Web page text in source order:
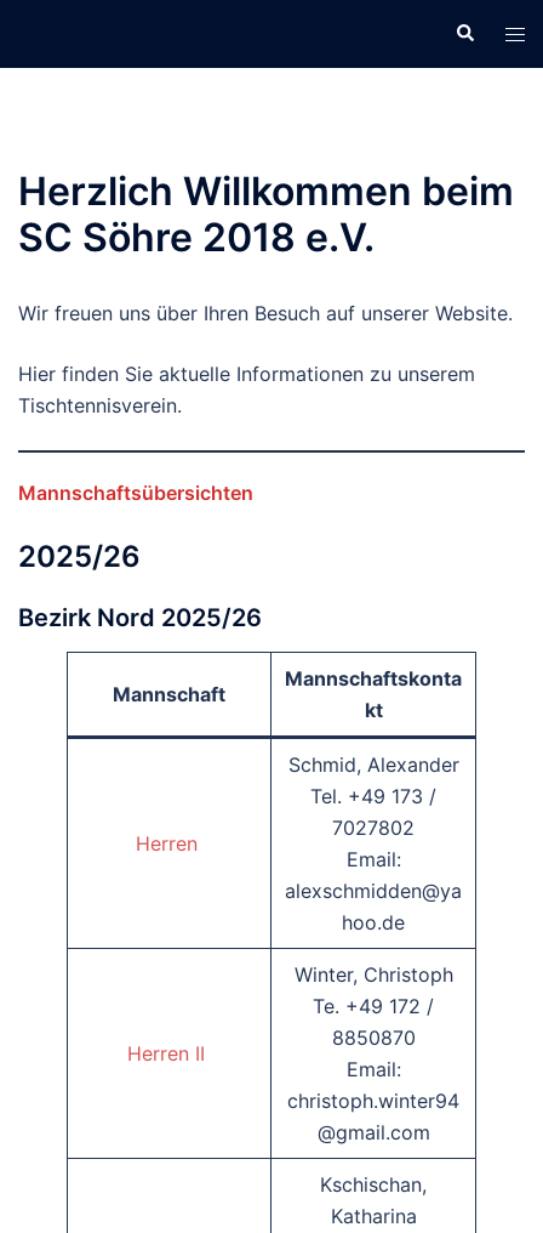
Suche
Herzlich Willkommen beim
SC Söhre 2018 e.V.
Wir freuen uns über Ihren Besuch auf unserer Website.
Hier finden Sie aktuelle Informationen zu unserem
Tischtennisverein.
Mannschaftsübersichten
2025/26
Bezirk Nord 2025/26
Mannschaft
Mannschaftskonta
kt
Herren
Schmid, Alexander
Tel. +49 173 /
7027802
Email:
alexschmidden@ya
hoo.de
Herren II
Winter, Christoph
Te. +49 172 /
8850870
Email:
christoph.winter94
@gmail.com
Kschischan,
Katharina